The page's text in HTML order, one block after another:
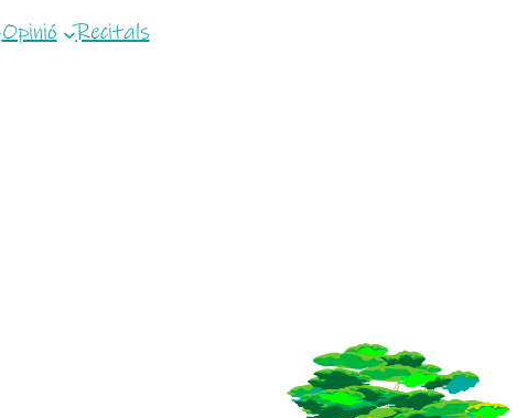
Opinió Recitals